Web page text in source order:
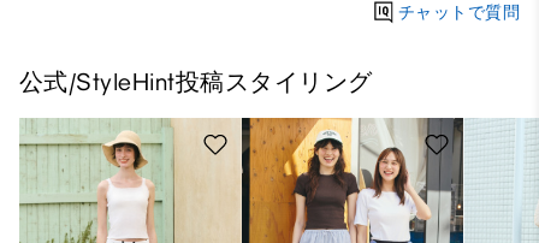
チャットで質問
公式/StyleHint投稿スタイリング